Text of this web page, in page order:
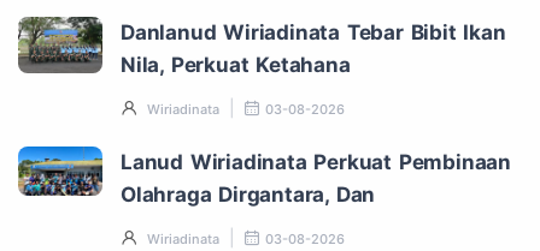
Danlanud Wiriadinata Tebar Bibit Ikan
Nila, Perkuat Ketahana
Wiriadinata 03-08-2026
Lanud Wiriadinata Perkuat Pembinaan
Olahraga Dirgantara, Dan
Wiriadinata 03-08-2026